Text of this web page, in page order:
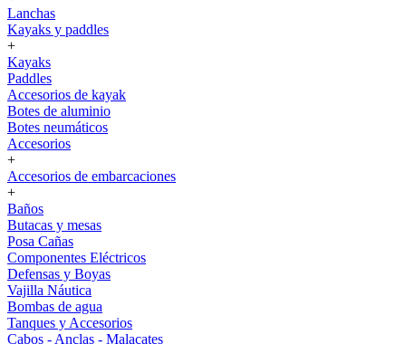
Lanchas
Kayaks y paddles
+
Kayaks
Paddles
Accesorios de kayak
Botes de aluminio
Botes neumáticos
Accesorios
+
Accesorios de embarcaciones
+
Baños
Butacas y mesas
Posa Cañas
Componentes Eléctricos
Defensas y Boyas
Vajilla Náutica
Bombas de agua
Tanques y Accesorios
Cabos - Anclas - Malacates